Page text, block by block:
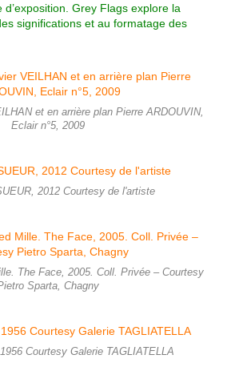
Grey Flags explore la
significations et au formatage des
et en arrière plan Pierre ARDOUVIN,
Eclair n°5, 2009
2012 Courtesy de l'artiste
The Face, 2005. Coll. Privée – Courtesy
Sparta, Chagny
Courtesy Galerie TAGLIATELLA